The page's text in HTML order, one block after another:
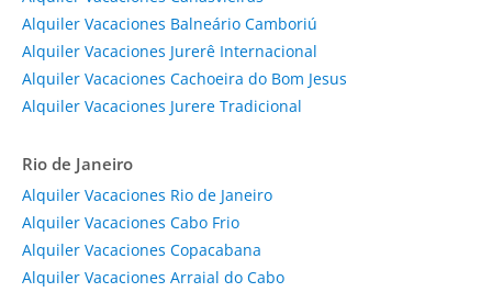
Alquiler Vacaciones Balneário Camboriú
Alquiler Vacaciones Jurerê Internacional
Alquiler Vacaciones Cachoeira do Bom Jesus
Alquiler Vacaciones Jurere Tradicional
Rio de Janeiro
Alquiler Vacaciones Rio de Janeiro
Alquiler Vacaciones Cabo Frio
Alquiler Vacaciones Copacabana
Alquiler Vacaciones Arraial do Cabo